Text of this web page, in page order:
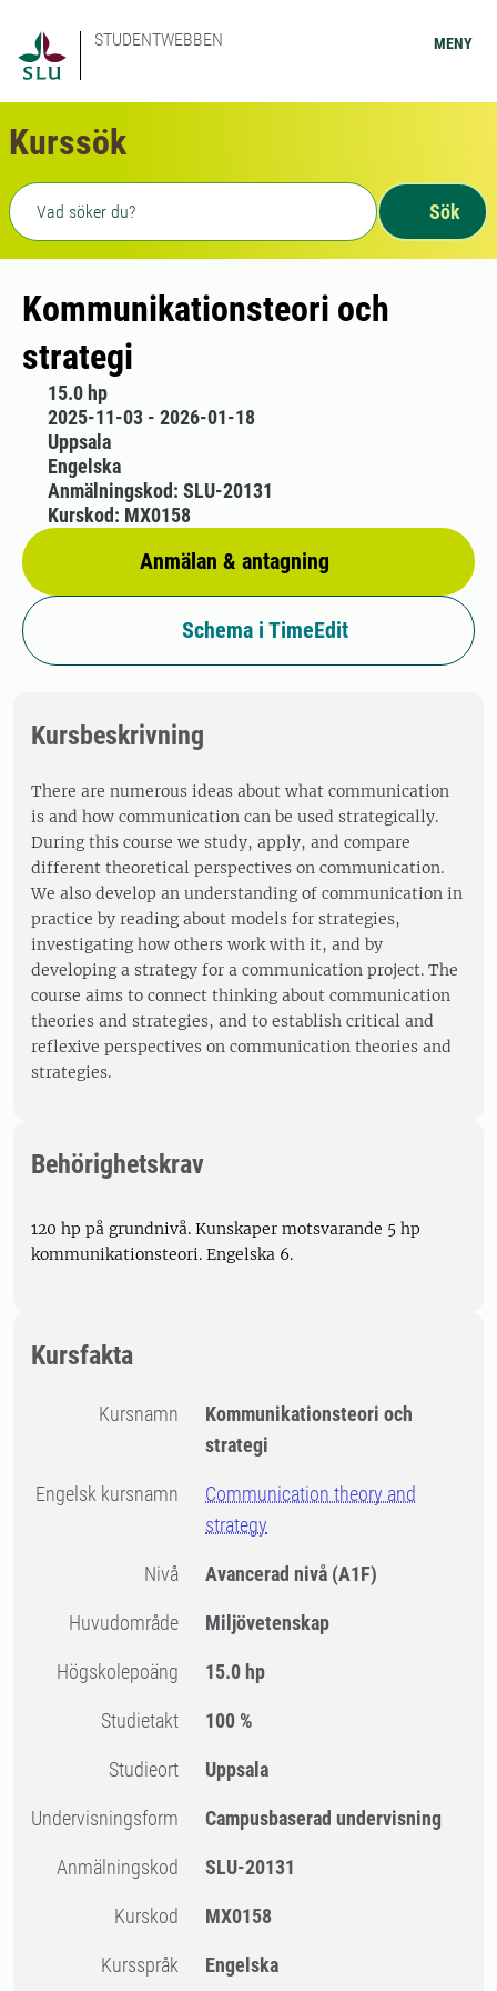
STUDENTWEBBEN MENY
Kurssök
Fritext sökning
Sök
Kommunikationsteori och
strategi
15.0 hp
2025-11-03 - 2026-01-18
Uppsala
Engelska
Anmälan & antagning
Anmälningskod: SLU-20131
Kurskod: MX0158
Schema i TimeEdit
Kursbeskrivning
There are numerous ideas about what communication
is and how communication can be used strategically.
During this course we study, apply, and compare
different theoretical perspectives on communication.
We also develop an understanding of communication in
practice by reading about models for strategies,
investigating how others work with it, and by
developing a strategy for a communication project. The
course aims to connect thinking about communication
theories and strategies, and to establish critical and
reflexive perspectives on communication theories and
strategies.
Behörighetskrav
120 hp på grundnivå. Kunskaper motsvarande 5 hp
kommunikationsteori. Engelska 6.
Kursfakta
Kursnamn
Kommunikationsteori och
strategi
Engelsk kursnamn
Communication theory and
strategy
Nivå Avancerad nivå (A1F)
Huvudområde Miljövetenskap
högskolepoäng 15.0 hp
Studietakt 100 %
Studieort Uppsala
Undervisningsform Campusbaserad undervisning
Anmälningskod SLU-20131
Kurskod MX0158
Kursspråk Engelska